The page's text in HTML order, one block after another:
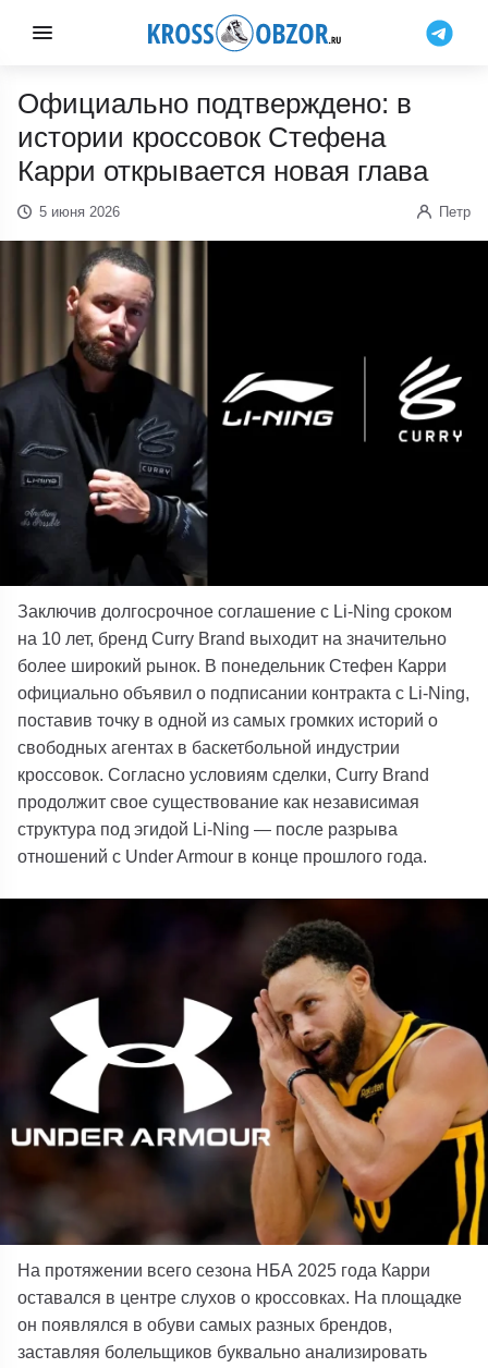
Официально подтверждено: в
истории кроссовок Стефена
Карри открывается новая глава
5 июня 2026 Петр
Заключив долгосрочное соглашение с Li-Ning сроком
на 10 лет, бренд Curry Brand выходит на значительно
более широкий рынок. В понедельник Стефен Карри
официально объявил о подписании контракта с Li-Ning,
поставив точку в одной из самых громких историй о
свободных агентах в баскетбольной индустрии
кроссовок. Согласно условиям сделки, Curry Brand
продолжит свое существование как независимая
структура под эгидой Li-Ning — после разрыва
отношений с Under Armour в конце прошлого года.
На протяжении всего сезона НБА 2025 года Карри
оставался в центре слухов о кроссовках. На площадке
он появлялся в обуви самых разных брендов,
заставляя болельщиков буквально анализировать